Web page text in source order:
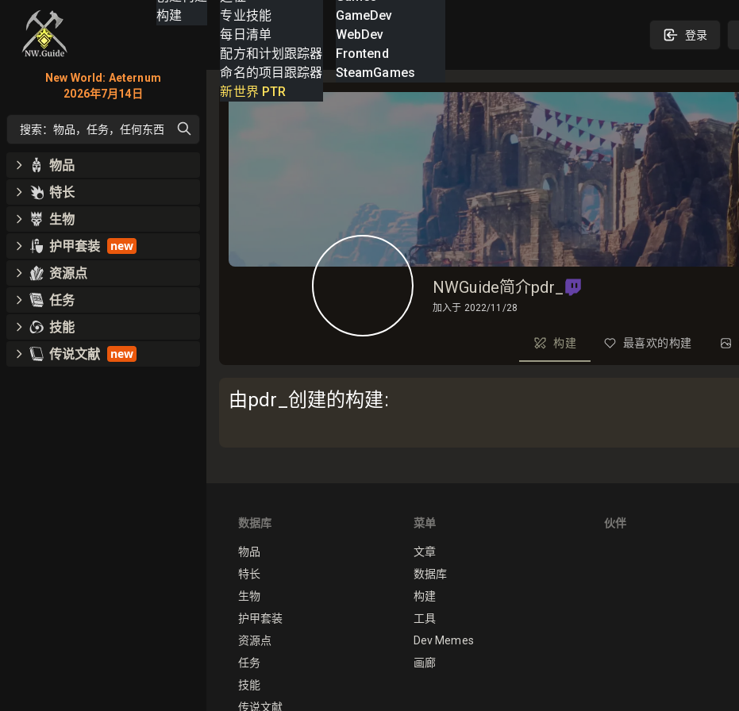
构建
专业技能
每日清单
配方和计划跟踪器
命名的项目跟踪器
新世界 PTR
GameDev
WebDev
Frontend
SteamGames
登录
NWGuide简介pdr_
加入于 2022/11/28
构建 最喜欢的构建
由pdr_创建的构建:
数据库
物品
特长
生物
护甲套装
资源点
任务
技能
传说文献
菜单
文章
数据库
构建
工具
Dev Memes
画廊
伙伴
New World: Aeternum
2026年7月14日
搜索：物品，任务，任何东西
物品
特长
生物
护甲套装
new
资源点
任务
技能
传说文献
new